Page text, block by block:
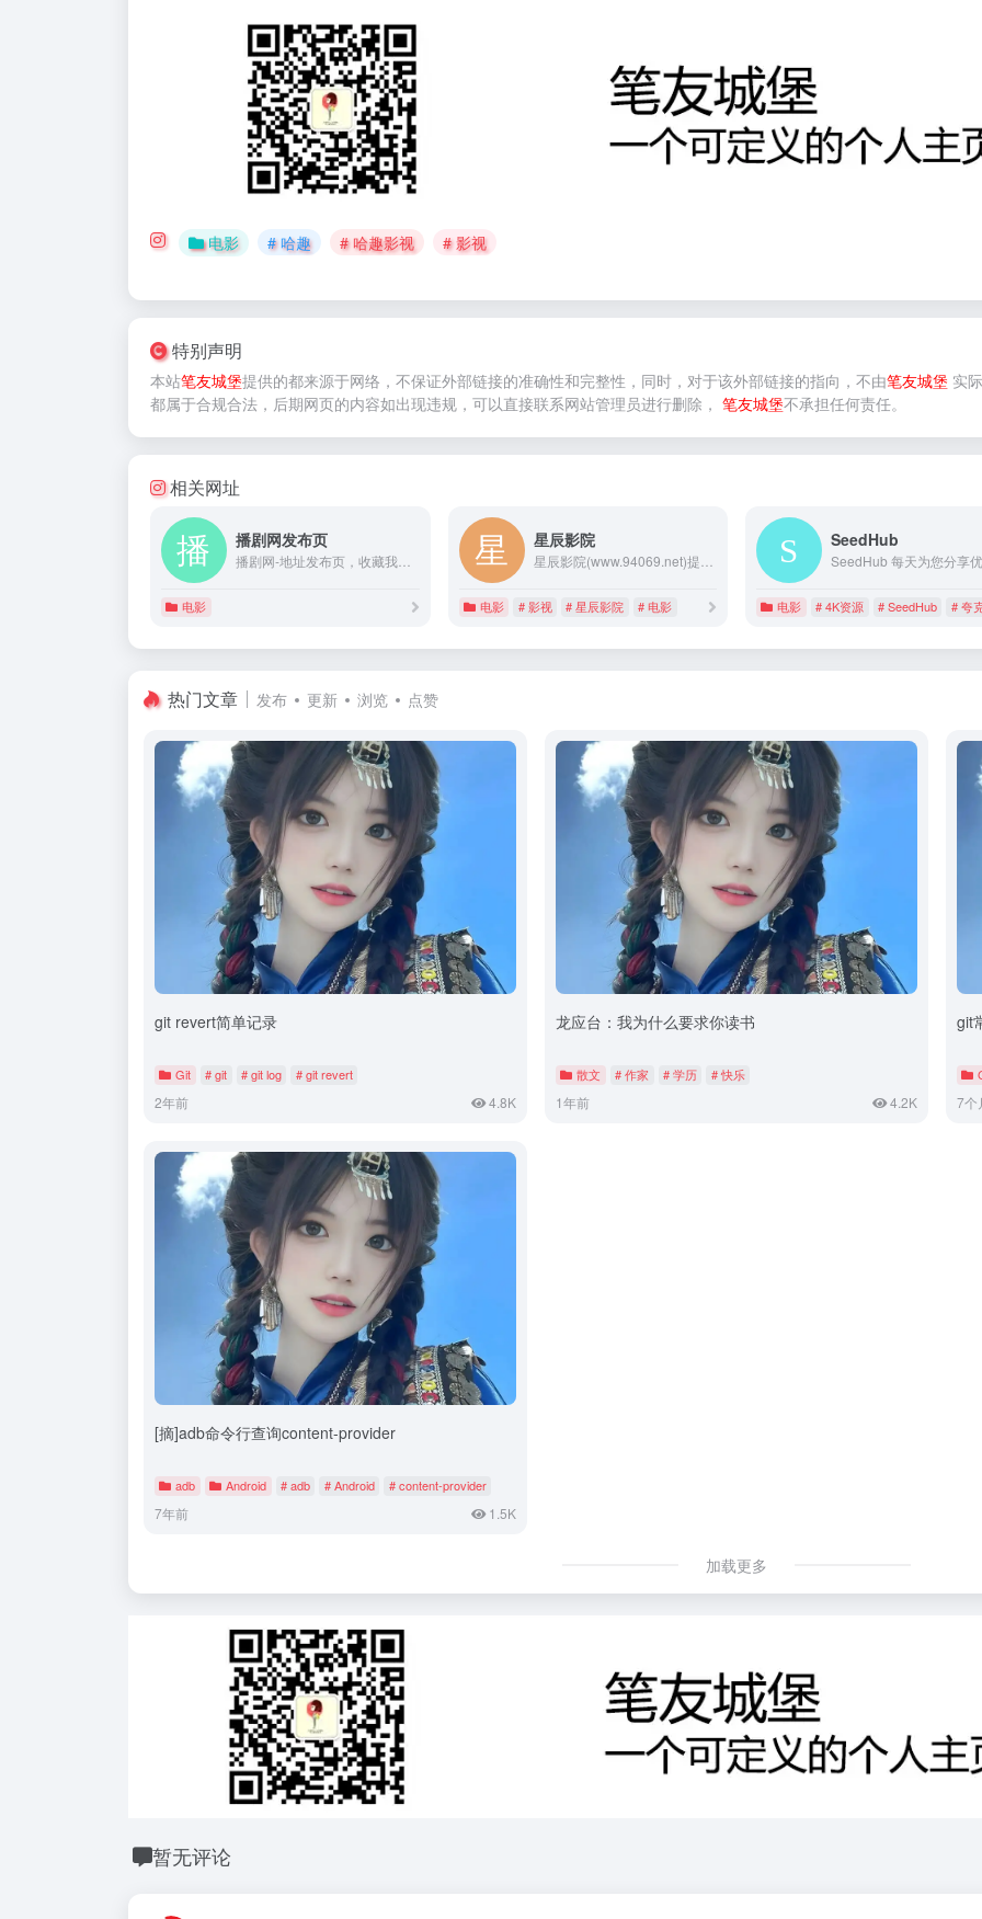
电影 # 哈趣 # 哈趣影视 # 影视
特别声明
本站笔友城堡提供的都来源于网络，不保证外部链接的准确性和完整性，同时，对于该外部链接的指向，不由笔友城堡 实
都属于合规合法，后期网页的内容如出现违规，可以直接联系网站管理员进行删除， 笔友城堡不承担任何责任。
相关网址
播剧网发布页
电影
星辰影院
电影 # 影视 # 星辰影院 # 电影
SeedHub
电影 # 4K资源 # SeedHub # 夸
热门文章 发布 更新 浏览 点赞
git revert简单记录
Git # git # git log # git revert
2年前 4.8K
龙应台：我为什么要求你读书
散文 # 作家 # 学历 # 快乐
1年前 4.2K
git
7个
[摘]adb命令行查询content-provider
adb Android # adb # Android # content-provider
7年前 1.5K
加载更多
暂无评论